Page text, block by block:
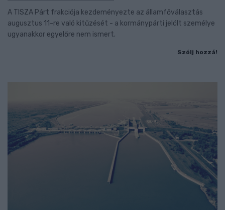
A TISZA Párt frakciója kezdeményezte az államfőválasztás
augusztus 11-re való kitűzését - a kormánypárti jelölt személye
ugyanakkor egyelőre nem ismert.
Szólj hozzá!